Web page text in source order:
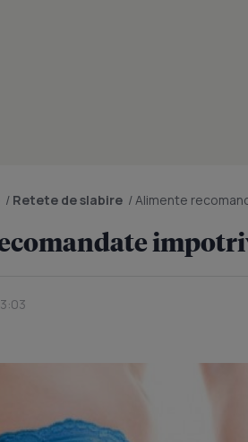
/ Retete de slabire /Alimente